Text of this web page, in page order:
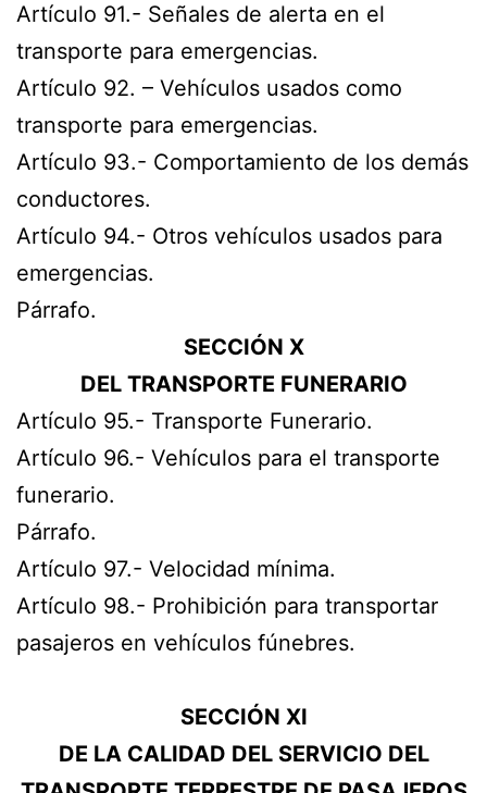
Artículo 91.- Señales de alerta en el
transporte para emergencias.
Artículo 92. – Vehículos usados como
transporte para emergencias.
Artículo 93.- Comportamiento de los demás
conductores.
Artículo 94.- Otros vehículos usados para
emergencias.
Párrafo.
SECCIÓN X
DEL TRANSPORTE FUNERARIO
Artículo 95.- Transporte Funerario.
Artículo 96.- Vehículos para el transporte
funerario.
Párrafo.
Artículo 97.- Velocidad mínima.
Artículo 98.- Prohibición para transportar
pasajeros en vehículos fúnebres.
SECCIÓN XI
DE LA CALIDAD DEL SERVICIO DEL